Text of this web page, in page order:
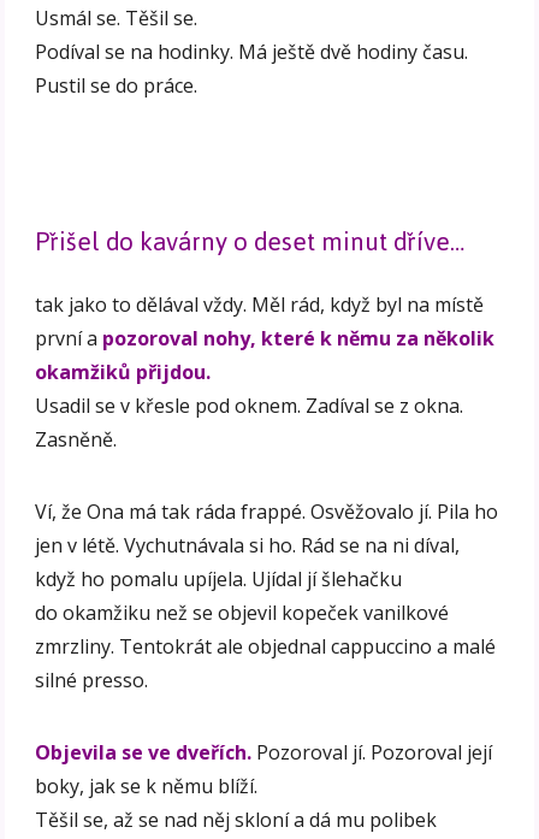
Usmál se. Těšil se.
Podíval se na hodinky. Má ještě dvě hodiny času.
Pustil se do práce.
Přišel do kavárny o deset minut dříve…
tak jako to dělával vždy. Měl rád, když byl na místě
první a pozoroval nohy, které k němu za několik
okamžiků přijdou.
Usadil se v křesle pod oknem. Zadíval se z okna.
Zasněně.
Ví, že Ona má tak ráda frappé. Osvěžovalo jí. Pila ho
jen v létě. Vychutnávala si ho. Rád se na ni díval,
když ho pomalu upíjela. Ujídal jí šlehačku
do okamžiku než se objevil kopeček vanilkové
zmrzliny. Tentokrát ale objednal cappuccino a malé
silné presso.
Objevila se ve dveřích. Pozoroval jí. Pozoroval její
boky, jak se k němu blíží.
Těšil se, až se nad něj skloní a dá mu polibek